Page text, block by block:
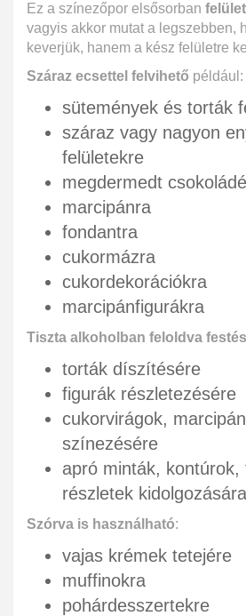
Ez a színezőpor elsősorban
vagyis akkor mutat a legszebben,
keverjük, hanem a kész felületre
Száraz ecsettel felvihető például:
sütemények és torták
száraz vagy nagyon
felületekre
megdermedt
marcipánra
fondantra
cukormázra
cukordekorációkra
marcipánfigurákra
Tiszta alkoholban feloldva
torták díszítésére
figurák részletezésére
cukorvirágok,
színezésére
apró minták, kontúrok,
részletek kidolgozására
Szórva is használható:
vajas krémek tetejére
muffinokra
pohárdesszertekre